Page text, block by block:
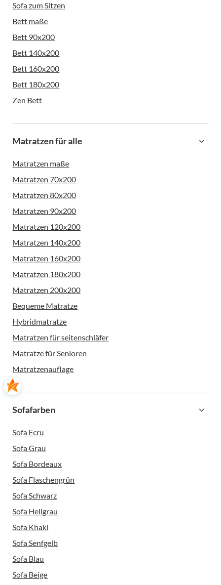
Sofa zum Sitzen
Bett maße
Bett 90x200
Bett 140x200
Bett 160x200
Bett 180x200
Zen Bett
Matratzen für alle
Matratzen maße
Matratzen 70x200
Matratzen 80x200
Matratzen 90x200
Matratzen 120x200
Matratzen 140x200
Matratzen 160x200
Matratzen 180x200
Matratzen 200x200
Bequeme Matratze
Hybridmatratze
Matratzen für seitenschläfer
Matratze für Senioren
Matratzenauflage
Sofafarben
Sofa Ecru
Sofa Grau
Sofa Bordeaux
Sofa Flaschengrün
Sofa Schwarz
Sofa Hellgrau
Sofa Khaki
Sofa Senfgelb
Sofa Blau
Sofa Beige